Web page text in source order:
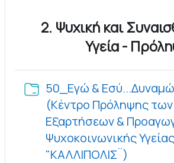
2. Ψυχική και
Υγεία -
50_Εγώ &
(Κέντρο Πρόληψης των
Εξαρτήσεων &
Ψυχοκοινωνικής
"ΚΑΛΛΙΠΟΛΙΣ¨)